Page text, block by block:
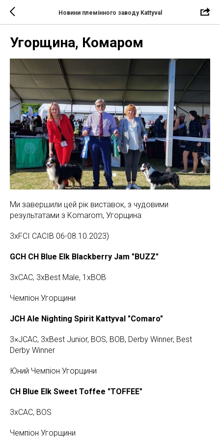
Новини племінного заводу Kattyval
Угорщина, Комаром
Ми завершили цей рік виставок, з чудовими
результатами з Komarom, Угорщина
3xFCI CACIB 06-08.10.2023)
GCH CH Blue Elk Blackberry Jam "BUZZ"
3xCAC, 3xBest Male, 1xBOB
Чемпіон Угорщини
JCH Ale Nighting Spirit Kattyval "Comaro"
3×JCAC, 3xBest Junior, BOS, BOB, Derby Winner, Best
Derby Winner
Юний Чемпіон Угорщини
CH Blue Elk Sweet Toffee "TOFFEE"
3xCAC, BOS
Чемпіон Угорщини